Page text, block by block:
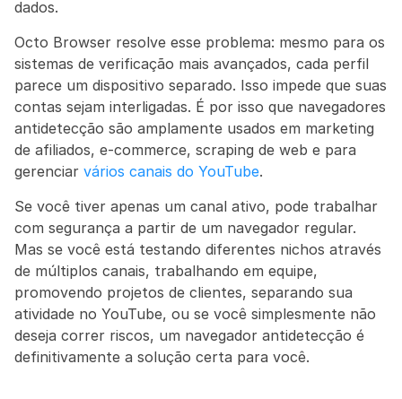
dados.
Octo Browser resolve esse problema: mesmo para os
sistemas de verificação mais avançados, cada perfil
parece um dispositivo separado. Isso impede que suas
contas sejam interligadas. É por isso que navegadores
antidetecção são amplamente usados em marketing
de afiliados, e-commerce, scraping de web e para
gerenciar vários canais do YouTube.
Se você tiver apenas um canal ativo, pode trabalhar
com segurança a partir de um navegador regular.
Mas se você está testando diferentes nichos através
de múltiplos canais, trabalhando em equipe,
promovendo projetos de clientes, separando sua
atividade no YouTube, ou se você simplesmente não
deseja correr riscos, um navegador antidetecção é
definitivamente a solução certa para você.